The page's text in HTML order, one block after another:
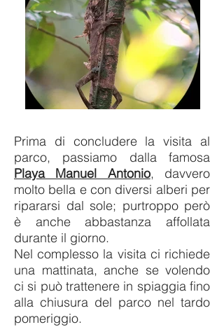
Prima di concludere la visita al
parco, passiamo dalla famosa
Playa Manuel Antonio, davvero
molto bella e con diversi alberi per
ripararsi dal sole; purtroppo però
è anche abbastanza affollata
durante il giorno.
Nel complesso la visita ci richiede
una mattinata, anche se volendo
ci si può trattenere in spiaggia fino
alla chiusura del parco nel tardo
pomeriggio.